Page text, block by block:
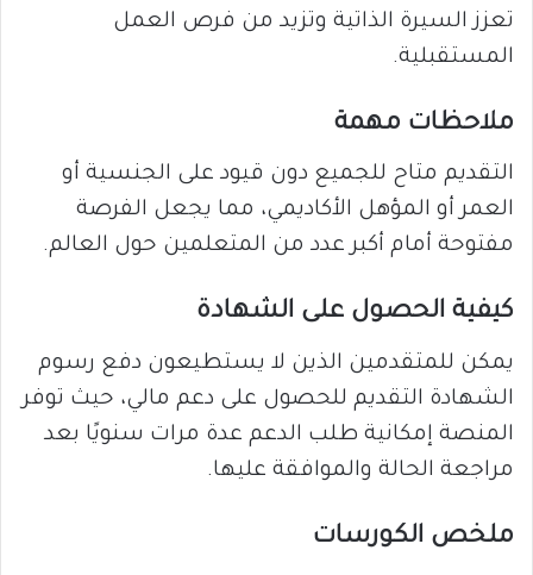
تعزز السيرة الذاتية وتزيد من فرص العمل
المستقبلية.
ملاحظات مهمة
التقديم متاح للجميع دون قيود على الجنسية أو
العمر أو المؤهل الأكاديمي، مما يجعل الفرصة
مفتوحة أمام أكبر عدد من المتعلمين حول العالم.
كيفية الحصول على الشهادة
يمكن للمتقدمين الذين لا يستطيعون دفع رسوم
الشهادة التقديم للحصول على دعم مالي، حيث توفر
المنصة إمكانية طلب الدعم عدة مرات سنويًا بعد
مراجعة الحالة والموافقة عليها.
ملخص الكورسات